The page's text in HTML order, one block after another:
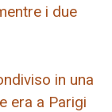
i due
in una
era a Parigi